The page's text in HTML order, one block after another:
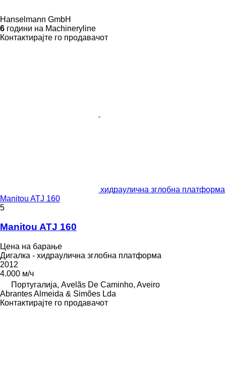
Hanselmann GmbH
6 години на Machineryline
Контактирајте го продавачот
хидраулична зглобна платформа
Manitou ATJ 160
5
Manitou ATJ 160
Цена на барање
Дигалка - хидраулична зглобна платформа
2012
4.000 м/ч
Португалија, Avelãs De Caminho, Aveiro
Abrantes Almeida & Simões Lda
Контактирајте го продавачот